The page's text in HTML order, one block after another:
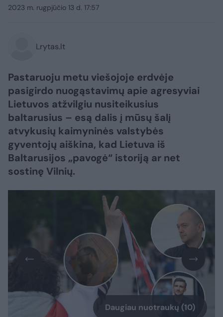
2023 m. rugpjūčio 13 d. 17:57
Lrytas.lt
Pastaruoju metu viešojoje erdvėje
pasigirdo nuogąstavimų apie agresyviai
Lietuvos atžvilgiu nusiteikusius
baltarusius – esą dalis į mūsų šalį
atvykusių kaimyninės valstybės
gyventojų aiškina, kad Lietuva iš
Baltarusijos „pavogė“ istoriją ar net
sostinę Vilnių.
Daugiau nuotraukų (10)